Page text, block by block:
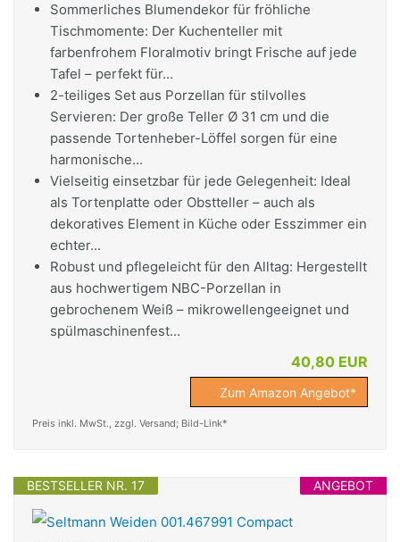
Sommerliches Blumendekor für fröhliche
Tischmomente: Der Kuchenteller mit
farbenfrohem Floralmotiv bringt Frische auf jede
Tafel – perfekt für...
2-teiliges Set aus Porzellan für stilvolles
Servieren: Der große Teller Ø 31 cm und die
passende Tortenheber-Löffel sorgen für eine
harmonische...
Vielseitig einsetzbar für jede Gelegenheit: Ideal
als Tortenplatte oder Obstteller – auch als
dekoratives Element in Küche oder Esszimmer ein
echter...
Robust und pflegeleicht für den Alltag: Hergestellt
aus hochwertigem NBC-Porzellan in
gebrochenem Weiß – mikrowellengeeignet und
spülmaschinenfest...
40,80 EUR
Zum Amazon Angebot*
Preis inkl. MwSt., zzgl. Versand; Bild-Link*
ANGEBOT
BESTSELLER NR. 17